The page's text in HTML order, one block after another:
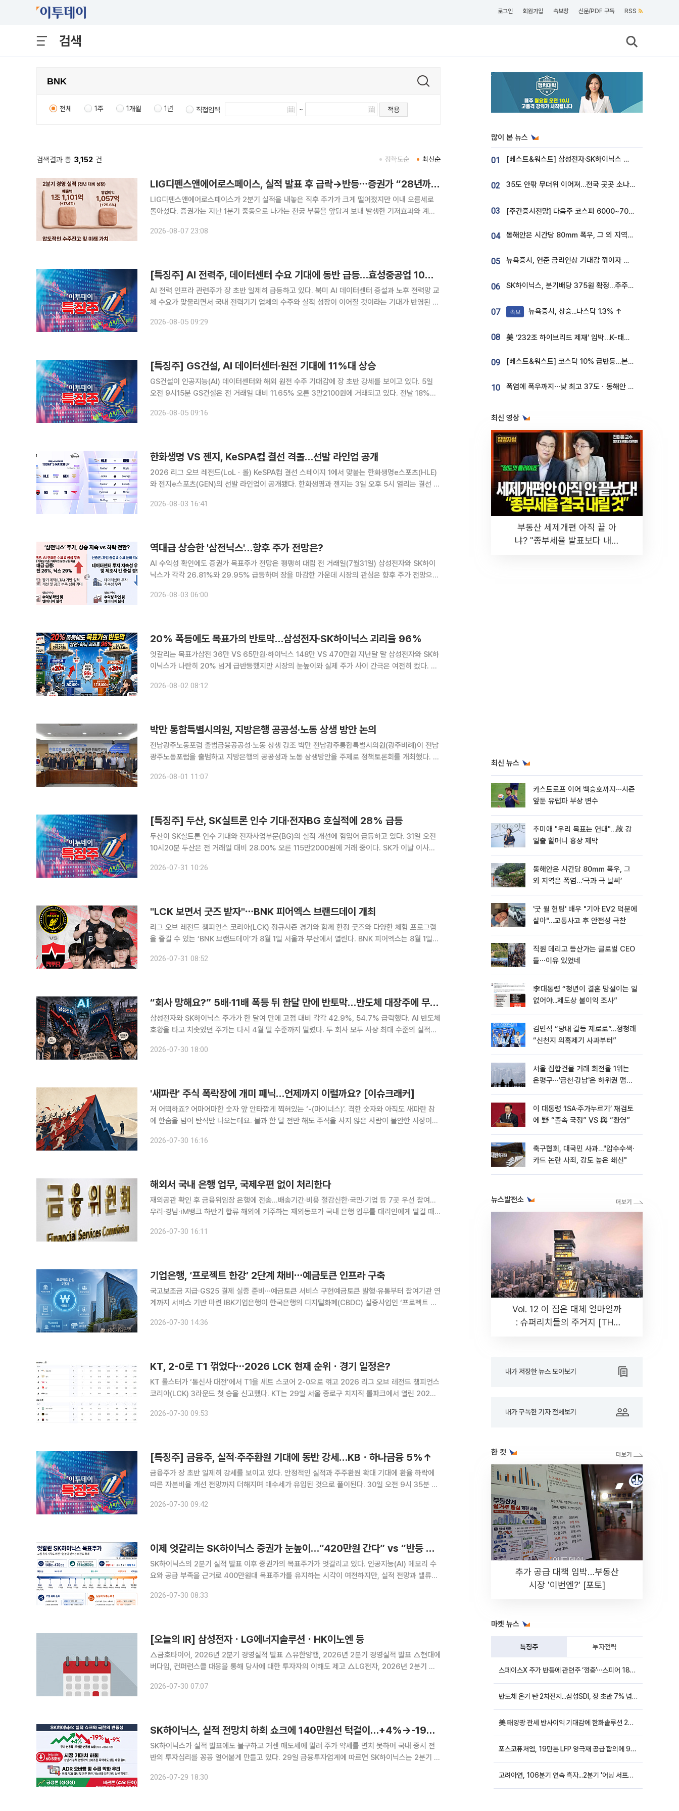
로그인 회원가입 속보창 신문/PDF 구독 RSS
검색
전체 1주 1개월 1년 직접입력 ~ 적용
검색결과 총 3,152 건 최신순
정확도순
LIG디펜스앤에어로스페이스, 실적 발표 후 급락→반등⋯증권가 “28년까지 튼튼”
LIG디펜스앤에어로스페이스가 2분기 실적을 내놓은 직후 주가가 크게 떨어졌지만 이내 오름세로
돌아섰다. 증권가는 지난 1분기 중동으로 나가는 천궁 부품을 앞당겨 보내 발생한 기저효과와 계절
한국거래소에 따르면 전날 LIG디펜스앤에어로스페이스는 전 거래일 대비
2026-08-07 23:08
[특징주] AI 전력주, 데이터센터 수요 기대에 동반 급등…효성중공업 10%↑
AI 전력 인프라 관련주가 장 초반 일제히 급등하고 있다. 북미 AI 데이터센터 증설과 노후 전력망 교
체 수요가 맞물리면서 국내 전력기기 업체의 수주와 실적 성장이 이어질 것이라는 기대가 반영된 것
거래되고 있다. HD현대일렉트릭은 7.40% 상승한 76
2026-08-05 09:29
[특징주] GS건설, AI 데이터센터·원전 기대에 11%대 상승
GS건설이 인공지능(AI) 데이터센터와 해외 원전 수주 기대감에 장 초반 강세를 보이고 있다. 5일
오전 9시15분 GS건설은 전 거래일 대비 11.65% 오른 3만2100원에 거래되고 있다. 전날 18%대
의 AI 데이터센터 투자와 베트남 원전사업 진출
2026-08-05 09:16
한화생명 VS 젠지, KeSPA컵 결선 격돌…선발 라인업 공개
2026 리그 오브 레전드(LoLㆍ롤) KeSPA컵 결선 스테이지 1에서 맞붙는 한화생명e스포츠(HLE)
와 젠지e스포츠(GEN)의 선발 라인업이 공개됐다. 한화생명과 젠지는 3일 오후 5시 열리는 결선 스
브래킷으로 내려가 결선 스테이지 2 진출을 위한 경
2026-08-03 16:41
역대급 상승한 '삼전닉스'…향후 주가 전망은?
AI 수익성 확인에도 증권가 목표주가 전망은 팽팽히 대립 전 거래일(7월31일) 삼성전자와 SK하이
닉스가 각각 26.81%와 29.95% 급등하며 장을 마감한 가운데 시장의 관심은 향후 주가 전망으로
는 사실이 입증됐으나 향후 국내 반도체 대장주의 주가
2026-08-03 06:00
20% 폭등에도 목표가의 반토막…삼성전자·SK하이닉스 괴리율 96%
엇갈리는 목표가삼전 36만 VS 65만원·하이닉스 148만 VS 470만원 지난달 말 삼성전자와 SK하
이닉스가 나란히 20% 넘게 급반등했지만 시장의 눈높이와 실제 주가 사이 간극은 여전히 컸다. 반
2026-08-02 08:12
박만 통합특별시의원, 지방은행 공공성·노동 상생 방안 논의
전남광주노동포럼 출범금융공공성·노동 상생 강조 박만 전남광주통합특별시의원(광주비례)이 전남
광주노동포럼을 출범하고 지방은행의 공공성과 노동 상생방안을 주제로 정책토론회를 개최했다. 박
2026-08-01 11:07
[특징주] 두산, SK실트론 인수 기대·전자BG 호실적에 28% 급등
두산이 SK실트론 인수 기대와 전자사업부문(BG)의 실적 개선에 힘입어 급등하고 있다. 31일 오전
10시20분 두산은 전 거래일 대비 28.00% 오른 115만2000원에 거래 중이다. SK가 이날 이사회
대가 커진 것으로 풀이된다. 두산은 지난해 12월
2026-07-31 10:26
"LCK 보면서 굿즈 받자"⋯BNK 피어엑스 브랜드데이 개최
리그 오브 레전드 챔피언스 코리아(LCK) 정규시즌 경기와 함께 한정 굿즈와 다양한 체험 프로그램
을 즐길 수 있는 ‘BNK 브랜드데이’가 8월 1일 서울과 부산에서 열린다. BNK 피어엑스는 8월 1일
롤파크와 부산e스포츠경기장에서 ‘BNK 브랜드데이
2026-07-31 08:52
“회사 망해요?” 5배·11배 폭등 뒤 한달 만에 반토막…반도체 대장주에 무슨 일이
삼성전자와 SK하이닉스 주가가 한 달여 만에 고점 대비 각각 42.9%, 54.7% 급락했다. AI 반도체
호황을 타고 치솟았던 주가는 다시 4월 말 수준까지 밀렸다. 두 회사 모두 사상 최대 수준의 실적을
자심리를 짓눌렀다. 실적보다 향후 성장에 대한 불안이
2026-07-30 18:00
'새파란' 주식 폭락장에 개미 패닉…언제까지 이럴까요? [이슈크래커]
저 어떡하죠? 어마어마한 숫자 앞 안타깝게 찍혀있는 ‘-(마이너스)’. 격한 숫자와 아직도 새파란 창
에 한숨을 넘어 탄식만 나오는데요. 불과 한 달 전만 해도 주식을 사지 않은 사람이 불안한 시장이었
이라도 올라타야 한다”는 조급함이 번졌는데요. 현물에 이
2026-07-30 16:16
해외서 국내 은행 업무, 국제우편 없이 처리한다
재외공관 확인 후 금융위임장 은행에 전송…배송기간·비용 절감신한·국민·기업 등 7곳 우선 참여…
우리·경남·iM뱅크 하반기 합류 해외에 거주하는 재외동포가 국내 은행 업무를 대리인에게 맡길 때
2026-07-30 16:11
기업은행, ‘프로젝트 한강’ 2단계 채비⋯예금토큰 인프라 구축
국고보조금 지급·GS25 결제 실증 준비⋯예금토큰 서비스 구현예금토큰 발행·유통부터 참여기관 연
계까지 서비스 기반 마련 IBK기업은행이 한국은행의 디지털화폐(CBDC) 실증사업인 ‘프로젝트 한
GS25 결제 실증을 준비하며 예금토큰의 실제 활용 기반 마련에 속
2026-07-30 14:36
KT, 2-0로 T1 꺾었다⋯2026 LCK 현재 순위ㆍ경기 일정은?
KT 롤스터가 ‘통신사 대전’에서 T1을 세트 스코어 2-0으로 꺾고 2026 리그 오브 레전드 챔피언스
코리아(LCK) 3라운드 첫 승을 신고했다. KT는 29일 서울 종로구 치지직 롤파크에서 열린 2026
록하며 레전드 그룹 4위에 자리했다. T1도
2026-07-30 09:53
[특징주] 금융주, 실적·주주환원 기대에 동반 강세…KBㆍ하나금융 5%↑
금융주가 장 초반 일제히 강세를 보이고 있다. 안정적인 실적과 주주환원 확대 기대에 환율 하락에
따른 자본비율 개선 전망까지 더해지며 매수세가 유입된 것으로 풀이된다. 30일 오전 9시 35분 현
상승한 1만6570원, KB금융은 5.37% 오른 16만87
2026-07-30 09:42
이제 엇갈리는 SK하이닉스 증권가 눈높이…“420만원 간다” vs “반등 제한”
SK하이닉스의 2분기 실적 발표 이후 증권가의 목표주가가 엇갈리고 있다. 인공지능(AI) 메모리 수
요와 공급 부족을 근거로 400만원대 목표주가를 유지하는 시각이 여전하지만, 실적 전망과 밸류에
날 SK하이닉스 보고서를 발간한 증권사 12곳의 목표주가는 평균 3
2026-07-30 08:33
[오늘의 IR] 삼성전자ㆍLG에너지솔루션ㆍHK이노엔 등
△금호타이어, 2026년 2분기 경영실적 발표 △유한양행, 2026년 2분기 경영실적 발표 △현대에
버다임, 컨퍼런스콜 대응을 통해 당사에 대한 투자자의 이해도 제고 △LG전자, 2026년 2분기 경
발표 △케이뱅크, 2026년 2분기 경영실적 발표 △SK
2026-07-30 07:07
SK하이닉스, 실적 전망치 하회 쇼크에 140만원선 턱걸이…+4%→-19%→-9% 극한 변동성
SK하이닉스가 실적 발표에도 불구하고 거센 매도세에 밀려 주가 약세를 면치 못하며 국내 증시 전
반의 투자심리를 꽁꽁 얼어붙게 만들고 있다. 29일 금융투자업계에 따르면 SK하이닉스는 2분기 약
다. 삼성전자가 2분기 89조원의 역대급 영업익을 기록한 날 주가가
2026-07-29 18:30
많이 본 뉴스
01 [베스트&워스트] 삼성전자·SK하이닉스 밀린 한 주…상상인증권은 85% 급등
02 35도 안팎 무더위 이어져…전국 곳곳 소나기 [오늘 날씨]
03 [주간증시전망] 다음주 코스피 6000~7000⋯“外人 수급은 정책이 변수”
04 동해안은 시간당 80㎜ 폭우, 그 외 지역은 폭염…‘극과 극 날씨’
05 뉴욕증시, 연준 금리인상 기대감 꺾이자 상승...S&P500 사상 최고치 [종합]
06 SK하이닉스, 분기배당 375원 확정…주주환원책 9월로 앞당겨 발표
07 속보 뉴욕증시, 상승...나스닥 1.3% ↑
08 美 ‘232조 하이브리드 제재’ 임박…K-태양광, 불확실성 털고 날개 다나
09 [베스트&워스트] 코스닥 10% 급반등…본느, 최대주주 변경 기대에 270% 폭등
10 폭염에 폭우까지⋯낮 최고 37도ㆍ동해안 강한 비 [날씨]
최신 영상
부동산 세제개편 아직 끝 아
냐? "종부세율 발표보다 내릴
최신 뉴스
카스트로프 이어 백승호까지⋯시즌
앞둔 유럽파 부상 변수
추미애 "우리 목표는 연대"…故 강
일출 할머니 흉상 제막
동해안은 시간당 80㎜ 폭우, 그
외 지역은 폭염…‘극과 극 날씨’
'굿 윌 헌팅' 배우 "기아 EV2 덕분에
살아"…교통사고 후 안전성 극찬
직원 데리고 등산가는 글로벌 CEO
들⋯이유 있었네
李대통령 “청년이 결혼 망설이는 일
없어야...제도상 불이익 조사”
김민석 “당내 갈등 제로로”…정청래
“신천지 의혹제기 사과부터”
서울 집합건물 거래 회전율 1위는
은평구⋯'금천·강남'은 하위권 맴돌
이 대통령 ‘ISA·주가누르기’ 재검토
에 野 “졸속 국정” VS 與 “환영”
축구협회, 대국민 사과…"압수수색·
카드 논란 사죄, 강도 높은 쇄신"
뉴스발전소
Vol. 12 이 집은 대체 얼마일까
: 슈퍼리치들의 주거지 [THE
내가 저장한 뉴스 모아보기
내가 구독한 기자 전체보기
한 컷
추가 공급 대책 임박…부동산
시장 '이번엔?' [포토]
마켓 뉴스
특징주 투자전략
스페이스X 주가 반등에 관련주 ‘껑충’⋯스피어 18%ㆍ에이치브이엠 12%↑
반도체 온기 탄 2차전지...삼성SDI, 장 초반 7% 넘게 껑충
美 태양광 관세 반사이익 기대감에 한화솔루션 20%대·OCI홀딩스 14%대 급등
포스코퓨처엠, 19만톤 LFP 양극재 공급 합의에 9%대 강세
고려아연, 106분기 연속 흑자...2분기 '어닝 서프라이즈'에 장 초반 12%대 강세